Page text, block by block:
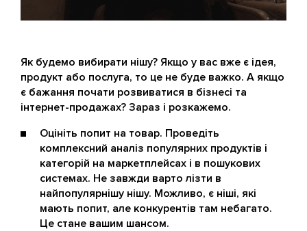
Як будемо вибирати нішу? Якщо у вас вже є ідея,
продукт або послуга, то це не буде важко. А якщо
є бажання почати розвиватися в бізнесі та
інтернет-продажах? Зараз і розкажемо.
Оцініть попит на товар. Проведіть
комплексний аналіз популярних продуктів і
категорій на маркетплейсах і в пошукових
системах. Не завжди варто лізти в
найпопулярнішу нішу. Можливо, є ніші, які
мають попит, але конкурентів там небагато.
Це стане вашим шансом.